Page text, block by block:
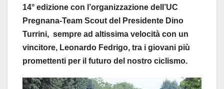
14° edizione con l’organizzazione dell’UC
Pregnana-Team Scout del Presidente Dino
Turrini, sempre ad altissima velocità con un
vincitore, Leonardo Fedrigo, tra i giovani più
promettenti per il futuro del nostro ciclismo.